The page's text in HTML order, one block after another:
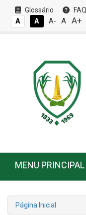
Glossário FAQ
A
A A- A A+
MENU PRINCIPAL
Página Inicial